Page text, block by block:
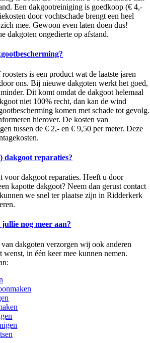
Een dakgootreiniging is goedkoop (€ 4,-
door vochtschade brengt een heel
mee. Gewoon even laten doen dus!
dakgoten ongedierte op afstand.
is een product wat de laatste jaren
ons. Bij nieuwe dakgoten werkt het goed,
Dit komt omdat de dakgoot helemaal
niet 100% recht, dan kan de wind
komen met schade tot gevolg.
hierover. De kosten van
tussen de € 2,- en € 9,50 per meter. Deze
dakgoot reparaties?
voor dakgoot reparaties. Heeft u door
kapotte dakgoot? Neem dan gerust contact
we snel ter plaatse zijn in Ridderkerk
nog meer aan?
dakgoten verzorgen wij ook anderen
wenst, in één keer mee kunnen nemen.